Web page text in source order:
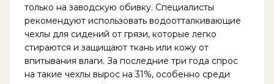
только на заводскую обивку. Специалисты
рекомендуют использовать водоотталкивающие
чехлы для сидений от грязи, которые легко
стираются и защищают ткань или кожу от
впитывания влаги. За последние три года спрос
на такие чехлы вырос на 31%, особенно среди